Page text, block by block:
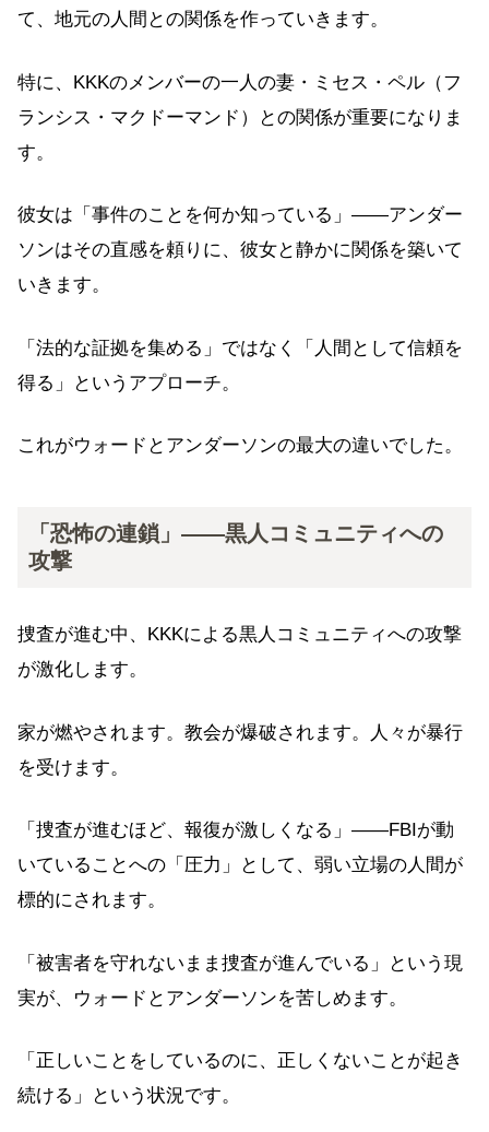
て、地元の人間との関係を作っていきます。
特に、KKKのメンバーの一人の妻・ミセス・ペル（フ
ランシス・マクドーマンド）との関係が重要になりま
す。
彼女は「事件のことを何か知っている」——アンダー
ソンはその直感を頼りに、彼女と静かに関係を築いて
いきます。
「法的な証拠を集める」ではなく「人間として信頼を
得る」というアプローチ。
これがウォードとアンダーソンの最大の違いでした。
「恐怖の連鎖」——黒人コミュニティへの
攻撃
捜査が進む中、KKKによる黒人コミュニティへの攻撃
が激化します。
家が燃やされます。教会が爆破されます。人々が暴行
を受けます。
「捜査が進むほど、報復が激しくなる」——FBIが動
いていることへの「圧力」として、弱い立場の人間が
標的にされます。
「被害者を守れないまま捜査が進んでいる」という現
実が、ウォードとアンダーソンを苦しめます。
「正しいことをしているのに、正しくないことが起き
続ける」という状況です。